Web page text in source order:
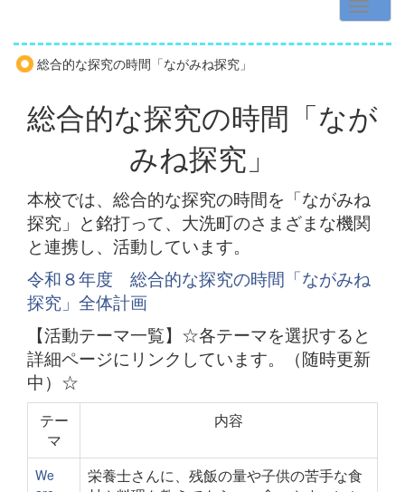
総合的な探究の時間「ながみね探究」
総合的な探究の時間「なが
みね探究」
本校では、総合的な探究の時間を「ながみね
探究」と銘打って、大洗町のさまざまな機関
と連携し、活動しています。
令和８年度 総合的な探究の時間「ながみね
探究」全体計画
【活動テーマ一覧】☆各テーマを選択すると
詳細ページにリンクしています。（随時更新
中）☆
テー
マ
内容
We
栄養士さんに、残飯の量や子供の苦手な食